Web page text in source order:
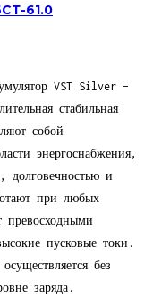
61.0
VST Silver –
стабильная
собой
энергоснабжения,
долговечностью и
при любых
превосходными
пусковые токи.
без
заряда.